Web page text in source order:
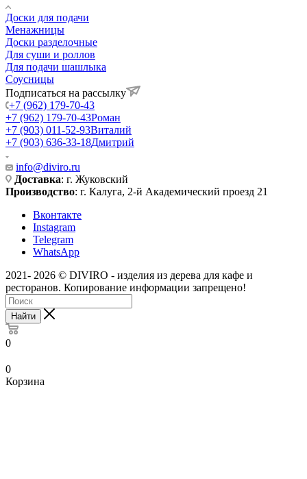
Доски для подачи
Менажницы
Доски разделочные
Для суши и роллов
Для подачи шашлыка
Соусницы
Подписаться на рассылку
+7 (962) 179-70-43
+7 (962) 179-70-43Роман
+7 (903) 011-52-93Виталий
+7 (903) 636-33-18Дмитрий
info@diviro.ru
Доставка: г. Жуковский
Производство: г. Калуга, 2-й Академический проезд 21
Вконтакте
Instagram
Telegram
WhatsApp
2021- 2026 © DIVIRO - изделия из дерева для кафе и
ресторанов. Копирование информации запрещено!
Найти
0
0
Корзина